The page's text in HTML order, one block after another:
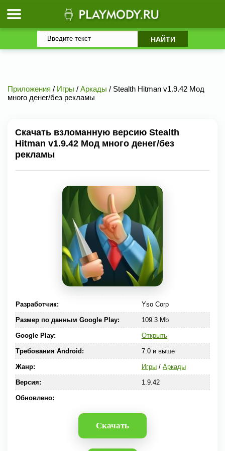
Приложения / Игры / Аркады / Stealth Hitman v1.9.42 Мод
много денег/без рекламы
Скачать взломанную версию Stealth
Hitman v1.9.42 Мод много денег/без
рекламы
Разработчик: Yso Corp
Размер по данным Google Play: 109.3 Mb
Google Play: Открыть
Требования Android: 7.0 и выше
Жанр: Игры/ Аркады
Версия: 1.9.42
Обновлено:
Скачать